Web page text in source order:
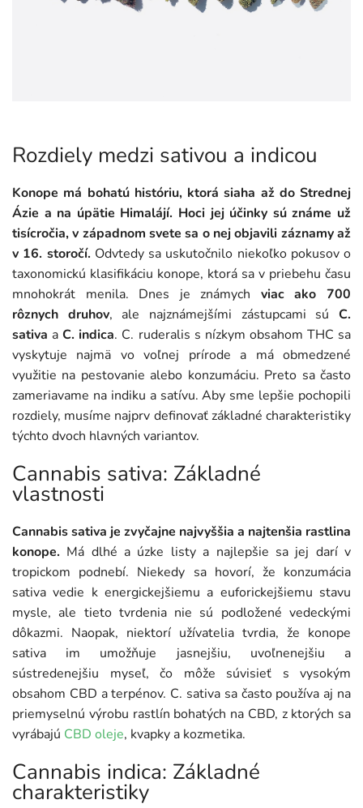
Rozdiely medzi sativou a indicou
Konope má bohatú históriu, ktorá siaha až do Strednej
Ázie a na úpätie Himalájí. Hoci jej účinky sú známe už
tisícročia, v západnom svete sa o nej objavili záznamy až
v 16. storočí. Odvtedy sa uskutočnilo niekoľko pokusov o
taxonomickú klasifikáciu konope, ktorá sa v priebehu času
mnohokrát menila. Dnes je známych viac ako 700
rôznych druhov, ale najznámejšími zástupcami súC.
sativa aC. indica. C. ruderalis s nízkym obsahom THC sa
vyskytuje najmä vo voľnej prírode a má obmedzené
využitie na pestovanie alebo konzumáciu. Preto sa často
zameriavame na indiku a satívu. Aby sme lepšie pochopili
rozdiely, musíme najprv definovať základné charakteristiky
týchto dvoch hlavných variantov.
Cannabis sativa: Základné
vlastnosti
Cannabis sativa je zvyčajne najvyššia a najtenšia rastlina
konope. Má dlhé a úzke listy a najlepšie sa jej darí v
tropickom podnebí. Niekedy sa hovorí, že konzumácia
sativa vedie k energickejšiemu a euforickejšiemu stavu
mysle, ale tieto tvrdenia nie sú podložené vedeckými
dôkazmi. Naopak, niektorí užívatelia tvrdia, že konope
sativa im umožňuje jasnejšiu, uvoľnenejšiu a
sústredenejšiu myseľ, čo môže súvisieť s vysokým
obsahom CBD a terpénov. C. sativa sa často používa aj na
priemyselnú výrobu rastlín bohatých na CBD, z ktorých sa
vyrábajú CBD oleje, kvapky a kozmetika.
Cannabis indica: Základné
charakteristiky